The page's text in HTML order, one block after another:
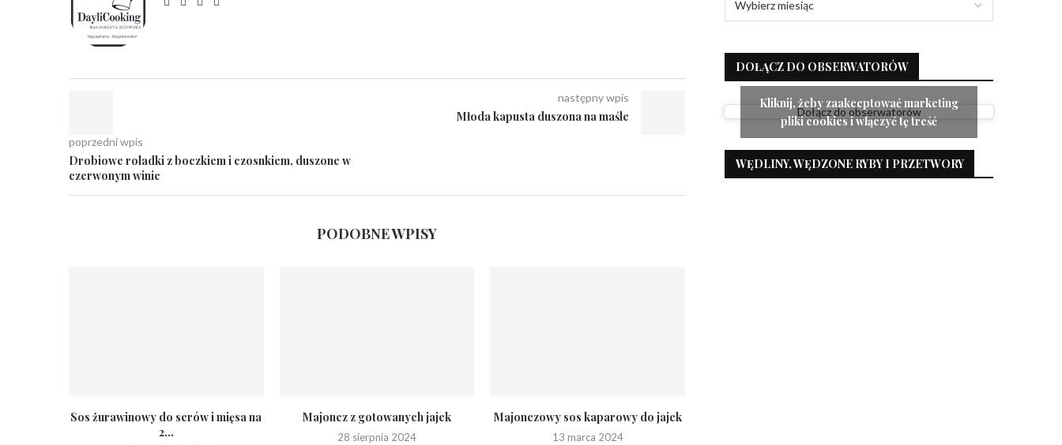
poprzedni wpis
Drobiowe roladki z boczkiem i czosnkiem, duszone w
czerwonym winie
następny wpis
Młoda kapusta duszona na maśle
PODOBNE WPISY
Sos żurawinowy do serów i mięsa na
2...
Majonez z gotowanych jajek
28 sierpnia 2024
Majonezowy sos kaparowy do jajek
13 marca 2024
DOŁĄCZ DO OBSERWATORÓW
Dołącz do obserwatorów
Kliknij, żeby zaakceptować marketing
pliki cookies i włączyć tę treść
WĘDLINY, WĘDZONE RYBY I PRZETWORY